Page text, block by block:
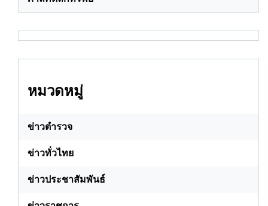
หมวดหมู่
ข่าวตำรวจ
ข่าวทั่วไทย
ข่าวประชาสัมพันธ์